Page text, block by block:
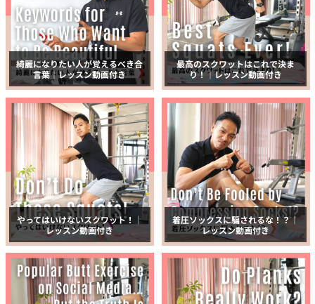
綺麗になりたい人が覚えるべき合
言葉｜レッスン動画付き
最高のスクワットはこれで決ま
り！｜レッスン動画付き
やってはいけないスクワット！｜
レッスン動画付き
着圧ソックスに騙されるな！？｜
レッスン動画付き